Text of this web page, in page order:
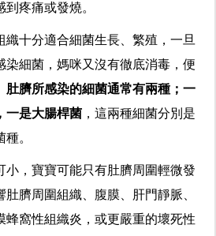
疼痛或發燒。
織十分適合細菌生長、繁殖，一旦
染細菌，媽咪又沒有徹底消毒，便
肚臍所感染的細菌通常有兩種；一
一是大腸桿菌，這兩種細菌分別是
。
小，寶寶可能只有肚臍周圍輕微發
臍周圍組織、腹膜、肝門靜脈、
蜂窩性組織炎，或更嚴重的壞死性